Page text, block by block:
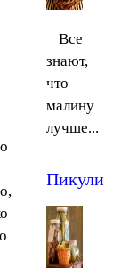
Все
знают,
что
малину
лучше...
Пикули